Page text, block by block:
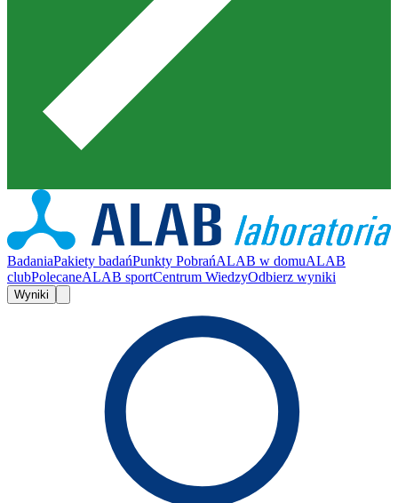
BadaniaPakiety badańPunkty PobrańALAB w domuALAB
clubPolecaneALAB sportCentrum WiedzyOdbierz wyniki
Wyniki